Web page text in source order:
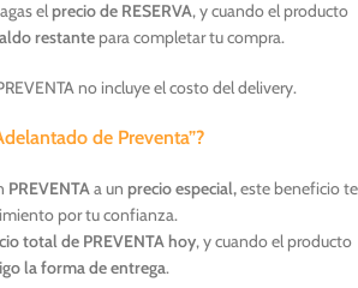
elprecio de RESERVA, y cuando el producto
restante para completar tu compra.
no incluye el costo del delivery.
de Preventa”?
PREVENTAa un precio especial,este beneficio te
por tu confianza.
total de PREVENTA hoy, y cuando el producto
la forma de entrega.